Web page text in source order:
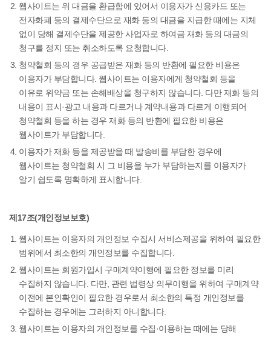
웹사이트는 위 대금을 환급함에 있어서 이용자가 신용카드 또는
전자화폐 등의 결제수단으로 재화 등의 대금을 지급한 때에는 지체
없이 당해 결제수단을 제공한 사업자로 하여금 재화 등의 대금의
청구를 정지 또는 취소하도록 요청합니다.
청약철회 등의 경우 공급받은 재화 등의 반환에 필요한 비용은
이용자가 부담합니다. 웹사이트는 이용자에게 청약철회 등을
이유로 위약금 또는 손해배상을 청구하지 않습니다. 다만 재화 등의
내용이 표시·광고 내용과 다르거나 계약내용과 다르게 이행되어
청약철회 등을 하는 경우 재화 등의 반환에 필요한 비용은
웹사이트가 부담합니다.
이용자가 재화 등을 제공받을 때 발송비를 부담한 경우에
웹사이트는 청약철회 시 그 비용을 누가 부담하는지를 이용자가
알기 쉽도록 명확하게 표시합니다.
제17조(개인정보보호)
웹사이트는 이용자의 개인정보 수집시 서비스제공을 위하여 필요한
범위에서 최소한의 개인정보를 수집합니다.
웹사이트는 회원가입시 구매계약이행에 필요한 정보를 미리
수집하지 않습니다. 다만, 관련 법령상 의무이행을 위하여 구매계약
이전에 본인확인이 필요한 경우로서 최소한의 특정 개인정보를
수집하는 경우에는 그러하지 아니합니다.
웹사이트는 이용자의 개인정보를 수집·이용하는 때에는 당해